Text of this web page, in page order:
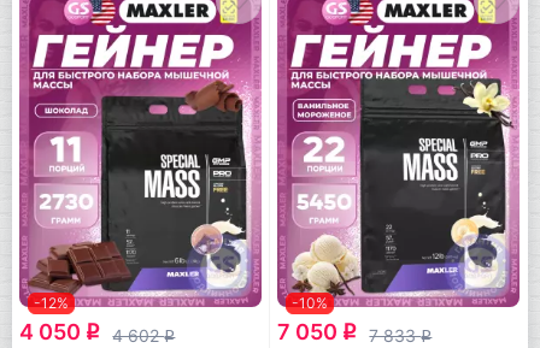
-12%
4 050 q 4 602q
-10%
7 050 q 7 833q